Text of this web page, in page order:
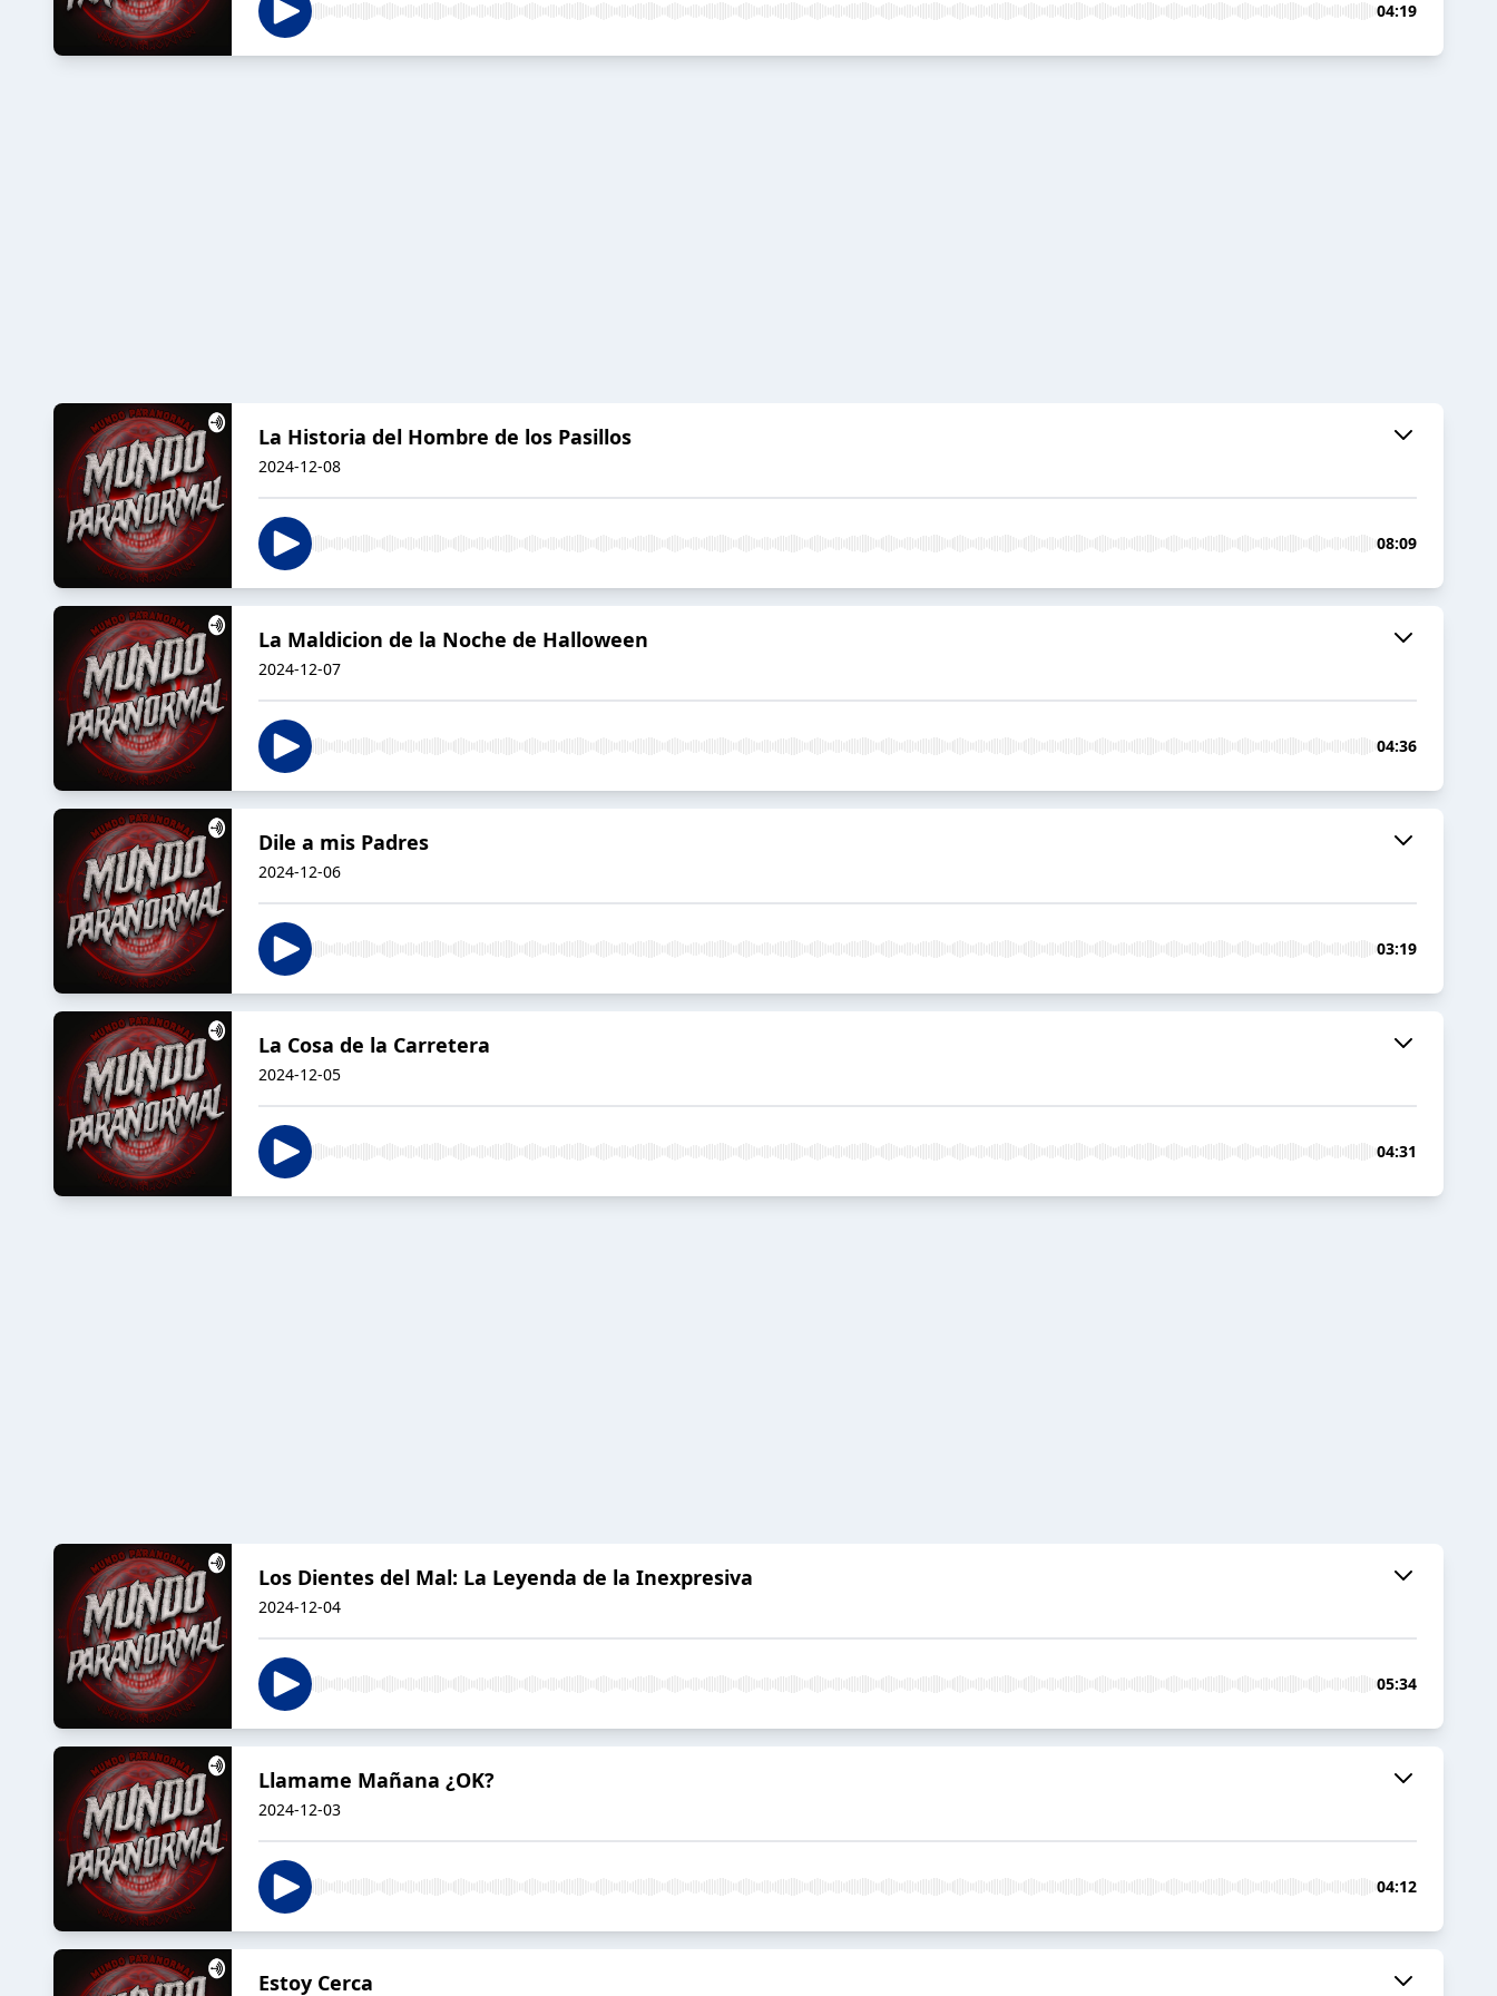
04:19
La Historia del Hombre de los Pasillos
2024-12-08
08:09
La Maldicion de la Noche de Halloween
2024-12-07
04:36
Dile a mis Padres
2024-12-06
03:19
La Cosa de la Carretera
2024-12-05
04:31
Los Dientes del Mal: La Leyenda de la Inexpresiva
2024-12-04
05:34
Llamame Mañana ¿OK?
2024-12-03
04:12
Estoy Cerca